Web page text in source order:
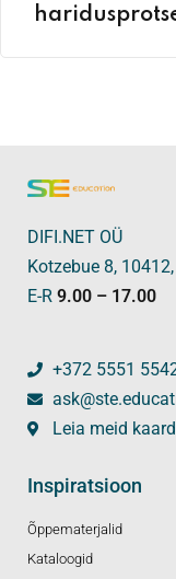
DIFI.NET OÜ
Kotzebue 8,
E-R 9.00 – 17.00
+372 5551
Leia meid
Inspiratsioon
Õppematerjalid
Kataloogid